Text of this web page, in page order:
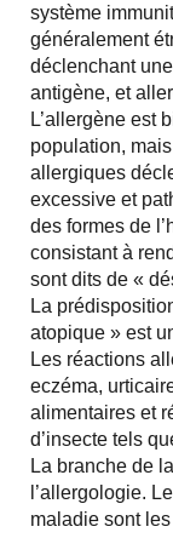
système
généralement
déclenchant
antigène, et
L’allergène est
population,
allergiques
excessive et
des formes de
consistant à
sont dits de «
La
atopique » est
Les réactions
eczéma,
alimentaires et
d’insecte tels
La branche de
l’allergologie.
maladie sont